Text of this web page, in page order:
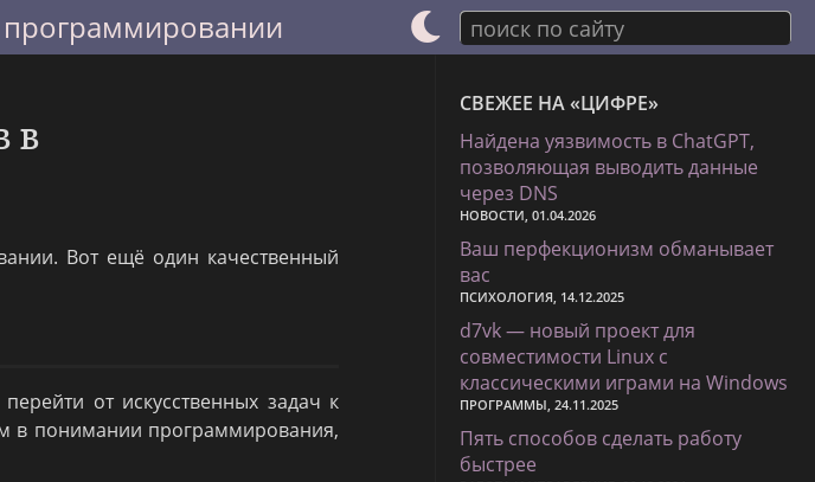
поиск по сайту
в
Вот ещё один качественный
от искусственных задач к
в понимании программирования,
СВЕЖЕЕ НА «ЦИФРЕ»
Найдена уязвимость в ChatGPT,
позволяющая выводить данные
через DNS
НОВОСТИ, 01.04.2026
Ваш перфекционизм обманывает
вас
ПСИХОЛОГИЯ, 14.12.2025
d7vk — новый проект для
совместимости Linux с
классическими играми на Windows
ПРОГРАММЫ, 24.11.2025
Пять способов сделать работу
быстрее